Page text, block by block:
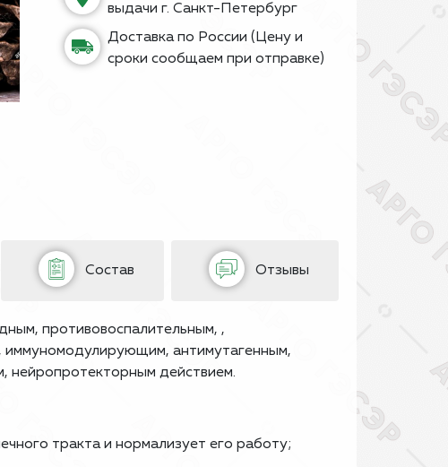
выдачи г. Санкт-Петербург
Доставка по России (Цену и
сроки сообщаем при отправке)
Состав Отзывы
про­тивовоспалительным, ,
антимутагенным,
нейропротекторным действием.
тракта и нормализует его работу;